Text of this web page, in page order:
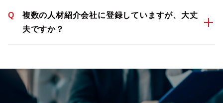
Q
複数の人材紹介会社に登録していますが、大丈
夫ですか？